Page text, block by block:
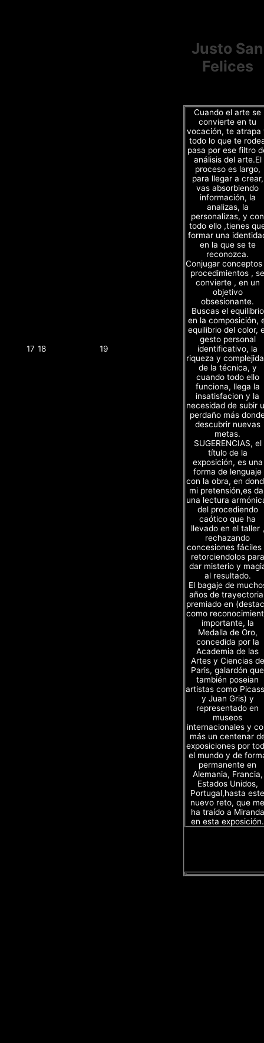
17 18 19
Justo San
Felices
Cuando el arte se
convierte en tu
vocación, te atrapa
todo lo que te
pasa por ese filtro
análisis del arte.El
proceso es largo,
para llegar a crear,
vas absorbiendo
información, la
analizas, la
personalizas, y con
todo ello ,tienes
formar una
en la que se te
reconozca.
Conjugar
procedimientos , se
convierte , en un
objetivo
obsesionante.
Buscas el equilibrio
en la composición,
equilibrio del color,
gesto personal
identificativo, la
riqueza y
de la técnica, y
cuando todo ello
funciona, llega la
insatisfacion y la
necesidad de subir
perdaño más
descubrir nuevas
metas.
SUGERENCIAS, el
título de la
exposición, es una
forma de lenguaje
con la obra, en
mi pretensión,es
una lectura
del procediendo
caótico que ha
llevado en el taller ,
rechazando
concesiones fáciles
retorciendolos para
dar misterio y
al resultado.
El bagaje de
años de
premiado en
como
importante, la
Medalla de Oro,
concedida por la
Academia de las
Artes y Ciencias de
Paris, galardón que
también poseian
artistas como
y Juan Gris) y
representado en
museos
internacionales y
más un centenar
exposiciones por
el mundo y de
permanente en
Alemania, Francia,
Estados Unidos,
Portugal,hasta este
nuevo reto, que me
ha traído a Miranda
en esta exposición.